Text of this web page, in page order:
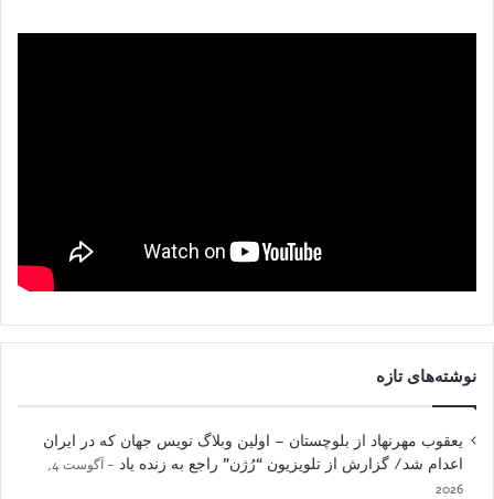
نوشته‌های تازه
یعقوب مهرنهاد از بلوچستان – اولین وبلاگ نویس جهان که در ایران
اعدام شد/ گزارش از تلویزیون “رُژن” راجع به زنده یاد
آگوست 4,
2026